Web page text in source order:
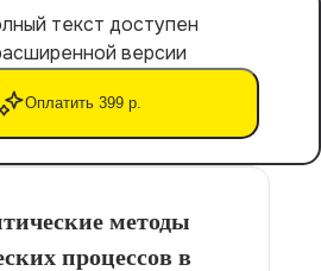
текст доступен
версии
Оплатить 399 р.
методы
процессов в